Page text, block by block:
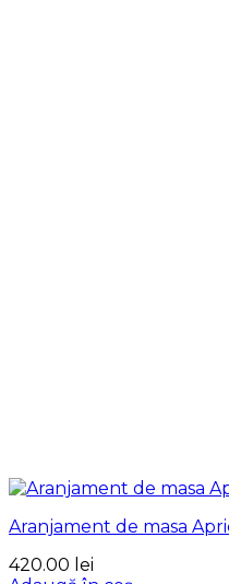
Aranjament de masa
420.00 lei